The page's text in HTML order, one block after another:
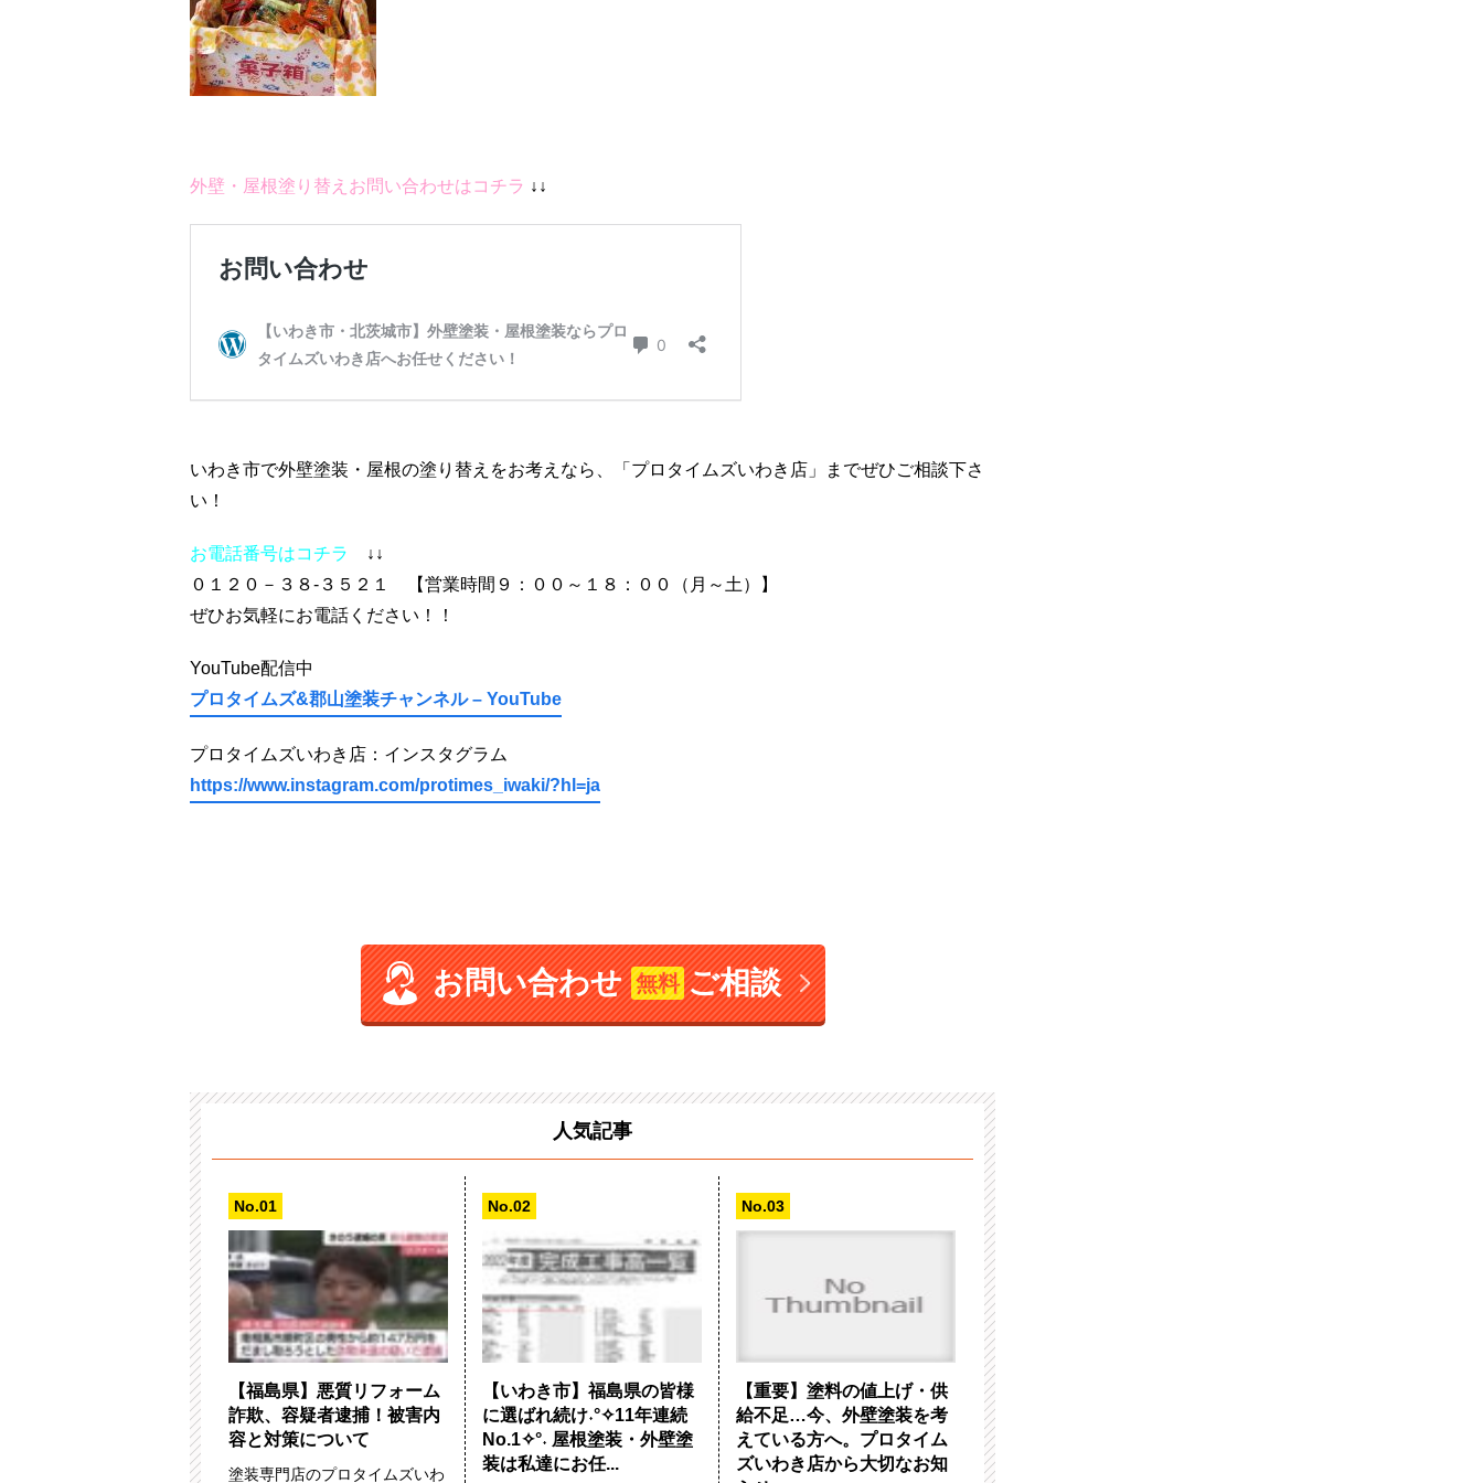
外壁・屋根塗り替えお問い合わせはコチラ ↓↓
いわき市で外壁塗装・屋根の塗り替えをお考えなら、「プロタイムズいわき店」までぜひご相談下さ
い！
お電話番号はコチラ
↓↓
０１２０－３８-３５２１ 【営業時間９：００～１８：００（月～土）】
ぜひお気軽にお電話ください！！
YouTube配信中
プロタイムズ&郡山塗装チャンネル – YouTube
プロタイムズいわき店：インスタグラム
https://www.instagram.com/protimes_iwaki/?hl=ja
お問い合わせ無料 ご相談
人気記事
【福島県】悪質リフォーム
詐欺、容疑者逮捕！被害内
容と対策について
塗装専門店のプロタイムズいわ
【いわき市】福島県の皆様
に選ばれ続け˖°✧11年連続
No.1✧°˖ 屋根塗装・外壁塗
装は私達にお任...
【重要】塗料の値上げ・供
給不足…今、外壁塗装を考
えている方へ。プロタイム
ズいわき店から大切なお知